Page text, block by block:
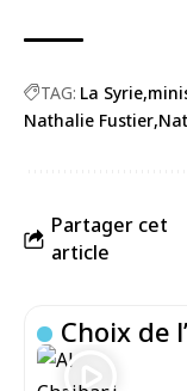
TAG: La Syrie
Nathalie Fustier
Partager cet
article
Choix de